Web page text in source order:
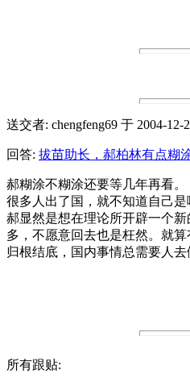
送交者: chengfeng69 于 2004-12-
回答: 拔苗助长，郝柏林有点糊
郝糊涂不糊涂还要等几年再看。
很多人出了国，就不知道自己
郝显然是想在理论所开辟一个
多，不愿意回去也是枉然。就
归根结底，国内事情总需要人
所有跟贴: